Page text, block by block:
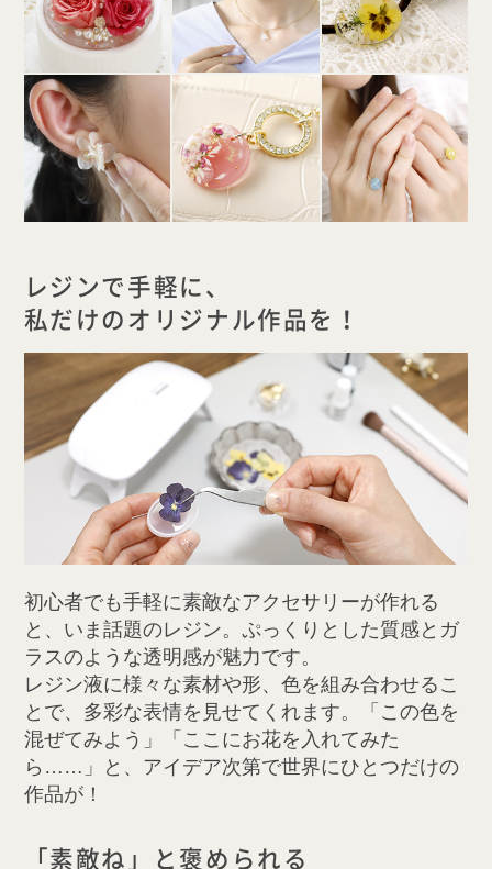
レジンで手軽に、
私だけのオリジナル作品を！
初心者でも手軽に素敵なアクセサリーが作れる
と、いま話題のレジン。ぷっくりとした質感とガ
ラスのような透明感が魅力です。
レジン液に様々な素材や形、色を組み合わせるこ
とで、多彩な表情を見せてくれます。「この色を
混ぜてみよう」「ここにお花を入れてみた
ら……」と、アイデア次第で世界にひとつだけの
作品が！
「素敵ね」と褒められる